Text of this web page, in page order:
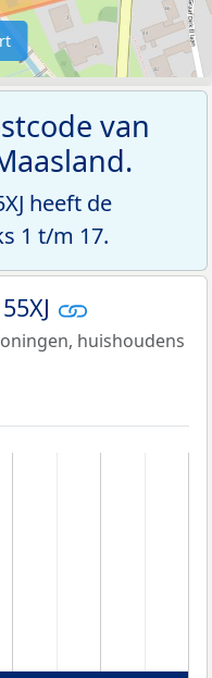
van
heeft de
1 t/m 17.
huishoudens